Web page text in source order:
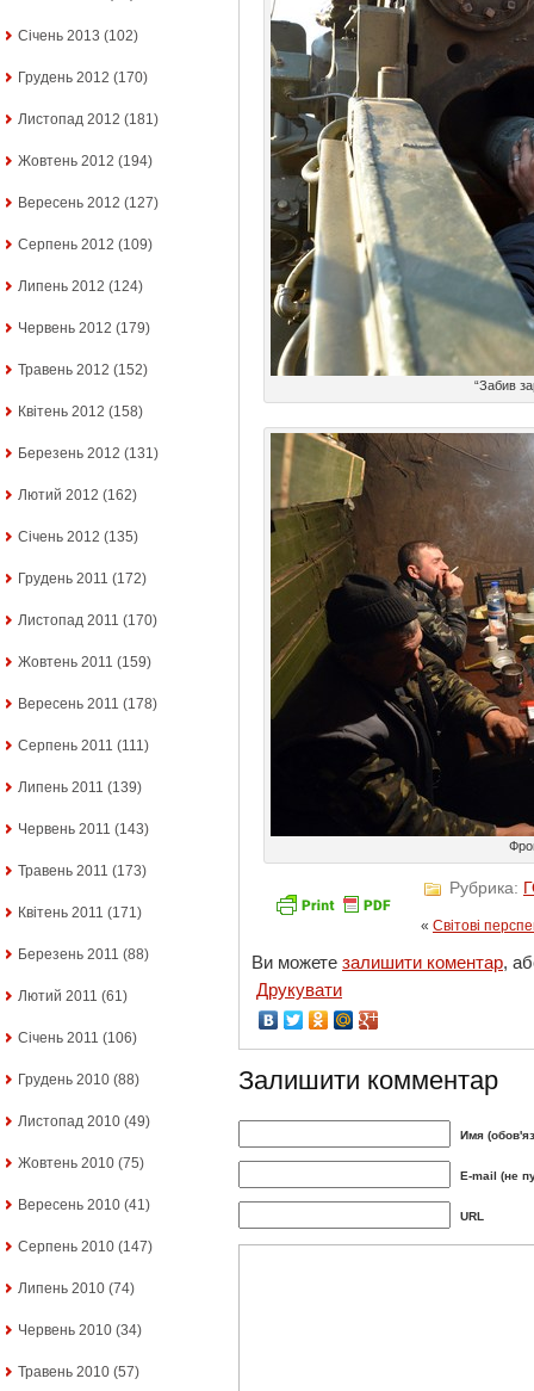
Січень 2013 (102)
Грудень 2012 (170)
Листопад 2012 (181)
Жовтень 2012 (194)
Вересень 2012 (127)
Серпень 2012 (109)
Липень 2012 (124)
Червень 2012 (179)
Травень 2012 (152)
Квітень 2012 (158)
Березень 2012 (131)
Лютий 2012 (162)
Січень 2012 (135)
Грудень 2011 (172)
Листопад 2011 (170)
Жовтень 2011 (159)
Вересень 2011 (178)
Серпень 2011 (111)
Липень 2011 (139)
Червень 2011 (143)
Травень 2011 (173)
Квітень 2011 (171)
Березень 2011 (88)
Лютий 2011 (61)
Січень 2011 (106)
Грудень 2010 (88)
Листопад 2010 (49)
Жовтень 2010 (75)
Вересень 2010 (41)
Серпень 2010 (147)
Липень 2010 (74)
Червень 2010 (34)
Травень 2010 (57)
“Забив
Рубрика:
« Світові
Ви можете залишити коментар,
Друкувати
Залишити комментар
Имя
E-mail (не
URL